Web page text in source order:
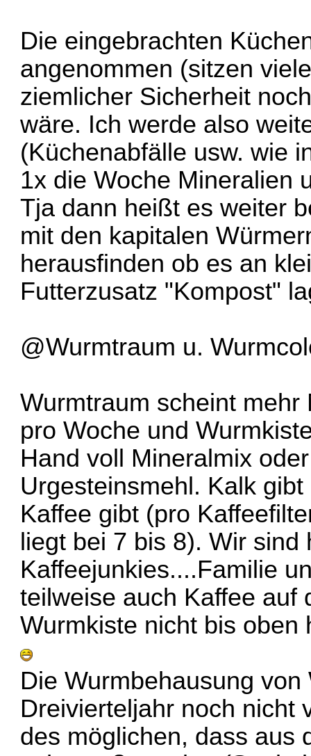
Die eingebrachten
angenommen (sitzen
ziemlicher Sicherheit
wäre. Ich werde also
(Küchenabfälle usw. wie
1x die Woche Mineralien
Tja dann heißt es weiter
mit den kapitalen
herausfinden ob es an
Futterzusatz "Kompost"
@Wurmtraum u.
Wurmtraum scheint
pro Woche und
Hand voll Mineralmix
Urgesteinsmehl. Kalk
Kaffee gibt (pro
liegt bei 7 bis 8). Wir sind
Kaffeejunkies....Familie
teilweise auch Kaffee auf
Wurmkiste nicht bis oben
Die Wurmbehausung
Dreivierteljahr noch nicht
des möglichen, dass aus